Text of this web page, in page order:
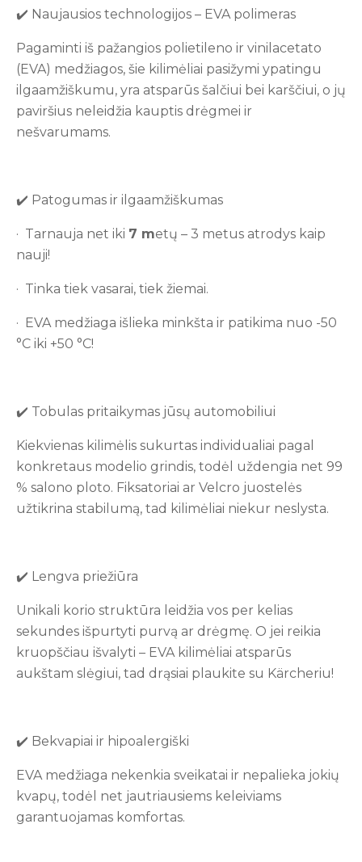
✔️ Naujausios technologijos – EVA polimeras
Pagaminti iš pažangios polietileno ir vinilacetato
(EVA) medžiagos, šie kilimėliai pasižymi ypatingu
ilgaamžiškumu, yra atsparūs šalčiui bei karščiui, o jų
paviršius neleidžia kauptis drėgmei ir
nešvarumams.
✔️ Patogumas ir ilgaamžiškumas
· Tarnauja net iki 7 metų – 3 metus atrodys kaip
nauji!
· Tinka tiek vasarai, tiek žiemai.
· EVA medžiaga išlieka minkšta ir patikima nuo -50
°C iki +50 °C!
✔️ Tobulas pritaikymas jūsų automobiliui
Kiekvienas kilimėlis sukurtas individualiai pagal
konkretaus modelio grindis, todėl uždengia net 99
% salono ploto. Fiksatoriai ar Velcro juostelės
užtikrina stabilumą, tad kilimėliai niekur neslysta.
✔️ Lengva priežiūra
Unikali korio struktūra leidžia vos per kelias
sekundes išpurtyti purvą ar drėgmę. O jei reikia
kruopščiau išvalyti – EVA kilimėliai atsparūs
aukštam slėgiui, tad drąsiai plaukite su Kärcheriu!
✔️ Bekvapiai ir hipoalergiški
EVA medžiaga nekenkia sveikatai ir nepalieka jokių
kvapų, todėl net jautriausiems keleiviams
garantuojamas komfortas.